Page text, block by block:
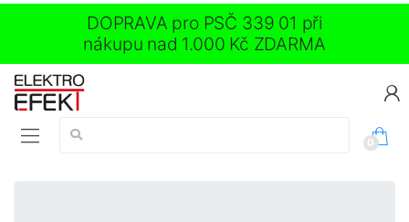
DOPRAVA pro PSČ 339 01 při
nákupu nad 1.000 Kč ZDARMA
Vyhledávání:
0